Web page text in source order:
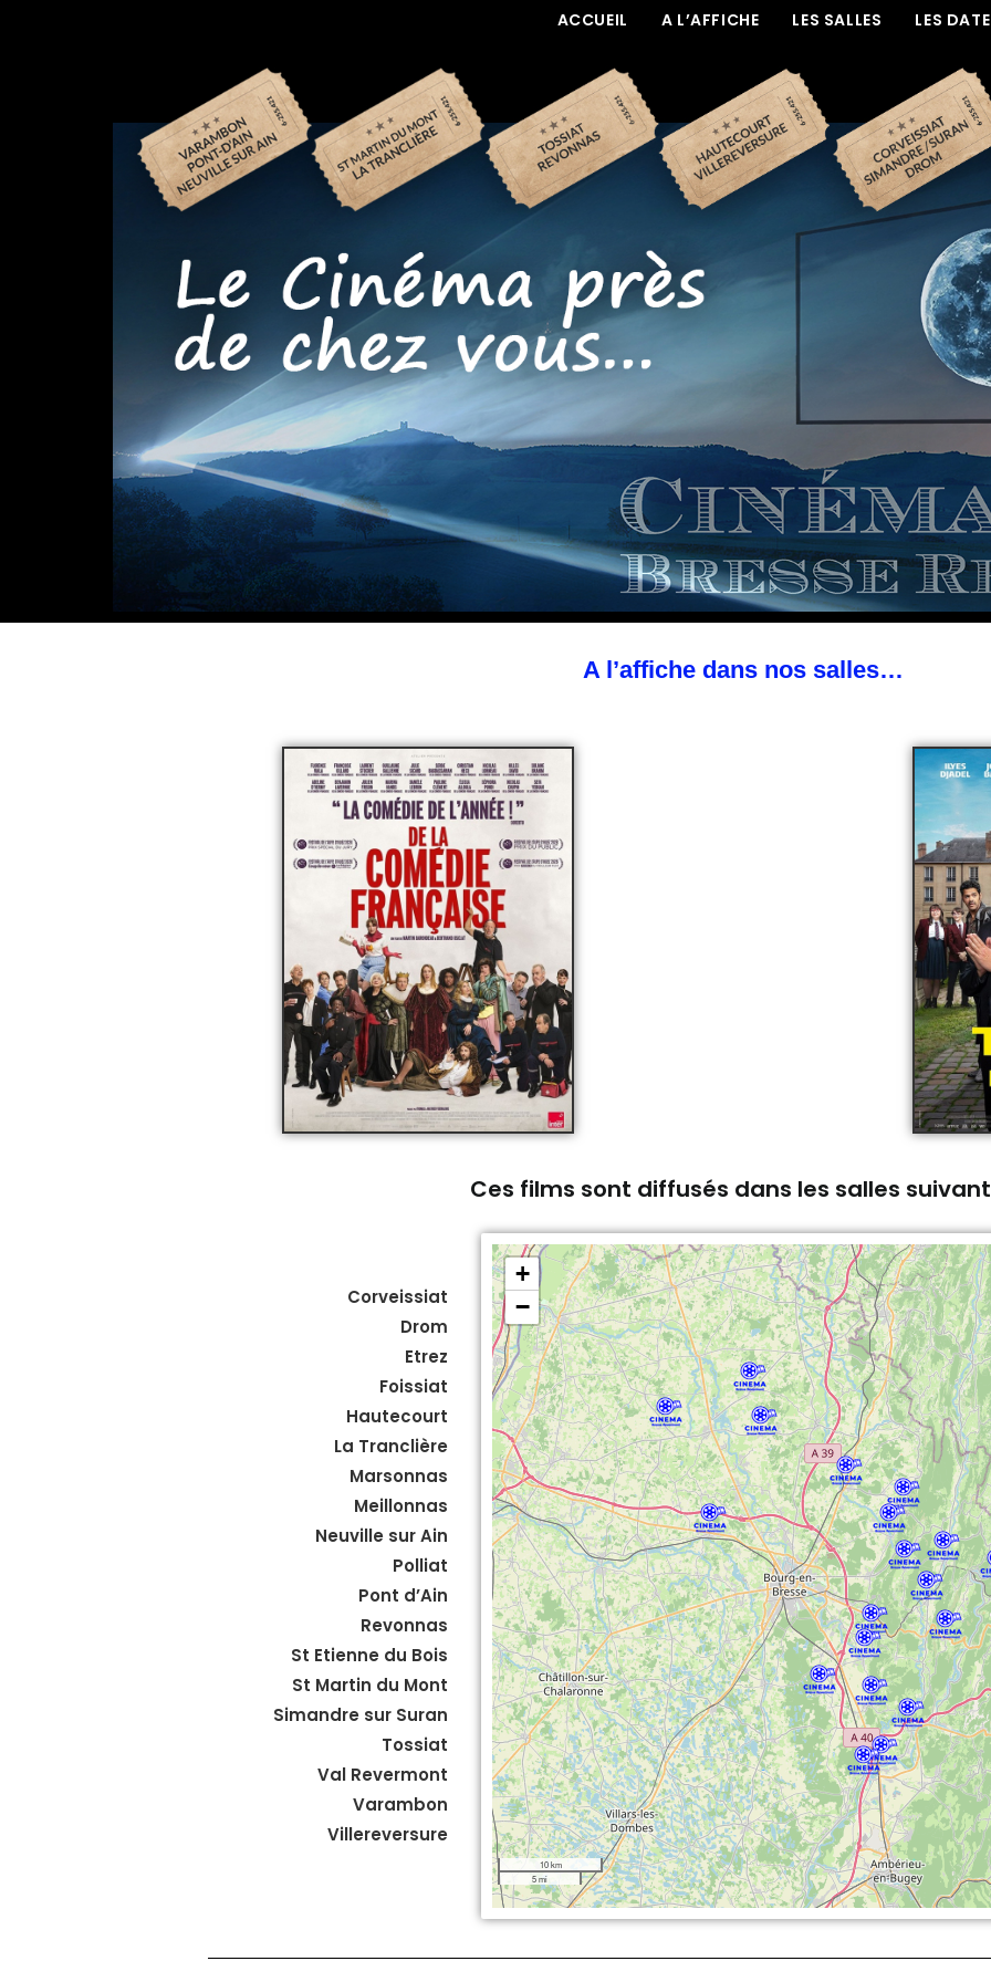
ACCUEIL A L’AFFICHE LES SALLES LES
A l’affiche dans nos salles…
Ces films sont diffusés dans les salles
Corveissiat
Drom
Etrez
Foissiat
Hautecourt
La Tranclière
Marsonnas
Meillonnas
Neuville sur Ain
Polliat
Pont d’Ain
Revonnas
St Etienne du Bois
St Martin du Mont
Simandre sur Suran
Tossiat
Val Revermont
Varambon
Villereversure
+
−
10 km
5 mi